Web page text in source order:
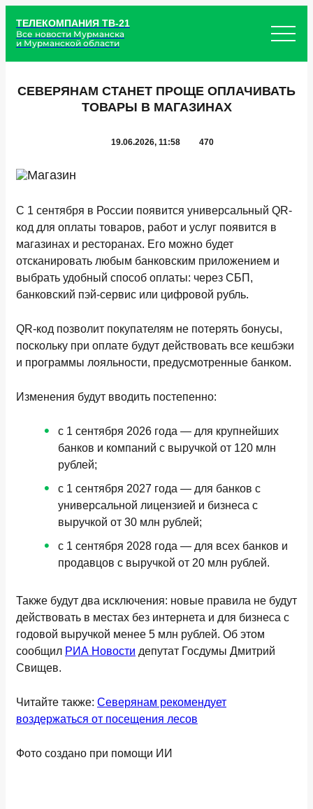
ТЕЛЕКОМПАНИЯ ТВ-21
Все новости Мурманска
и Мурманской области
СЕВЕРЯНАМ СТАНЕТ ПРОЩЕ ОПЛАЧИВАТЬ
ТОВАРЫ В МАГАЗИНАХ
19.06.2026, 11:58 470
С 1 сентября в России появится универсальный QR-
код для оплаты товаров, работ и услуг появится в
магазинах и ресторанах. Его можно будет
отсканировать любым банковским приложением и
выбрать удобный способ оплаты: через СБП,
банковский пэй-сервис или цифровой рубль.
QR-код позволит покупателям не потерять бонусы,
поскольку при оплате будут действовать все кешбэки
и программы лояльности, предусмотренные банком.
Изменения будут вводить постепенно:
с 1 сентября 2026 года — для крупнейших
банков и компаний с выручкой от 120 млн
рублей;
с 1 сентября 2027 года — для банков с
универсальной лицензией и бизнеса с
выручкой от 30 млн рублей;
с 1 сентября 2028 года — для всех банков и
продавцов с выручкой от 20 млн рублей.
Также будут два исключения: новые правила не будут
действовать в местах без интернета и для бизнеса с
годовой выручкой менее 5 млн рублей. Об этом
сообщил РИА Новости депутат Госдумы Дмитрий
Свищев.
Читайте также: Северянам рекомендует
воздержаться от посещения лесов
Фото создано при помощи ИИ